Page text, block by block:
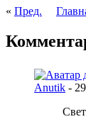
« Пред.
Anutik -